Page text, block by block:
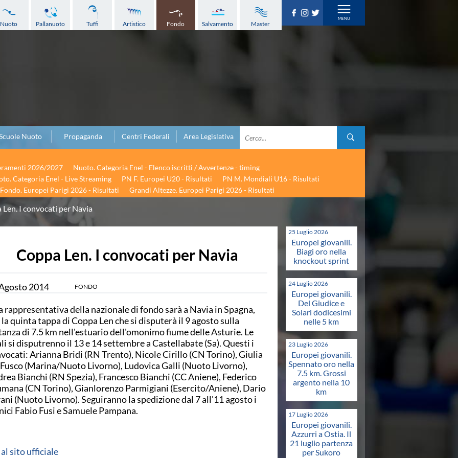
Nuoto Pallanuoto Tuffi Artistico Fondo Salvamento Master
Nuoto Propaganda Centri Federali Area Legislativa
2026/2027
Nuoto. Categoria Enel - Elenco iscritti / Avvertenze - timing
Categoria Enel - Live Streaming
PN F. Europei U20 - Risultati
PN M. Mondiali U16 - Risultati
Fondo. Europei Parigi 2026 - Risultati
Grandi Altezze. Europei Parigi 2026 - Risultati
Len. I convocati per Navia
Coppa Len. I convocati per Navia
2014 FONDO
rappresentativa della nazionale di fondo sarà a Navia in Spagna,
quinta tappa di Coppa Len che si disputerà il 9 agosto sulla
di 7.5 km nell'estuario dell'omonimo fiume delle Asturie. Le
si disputrenno il 13 e 14 settembre a Castellabate (Sa). Questi i
Arianna Bridi (RN Trento), Nicole Cirillo (CN Torino), Giulia
(Marina/Nuoto Livorno), Ludovica Galli (Nuoto Livorno),
Bianchi (RN Spezia), Francesco Bianchi (CC Aniene), Federico
(CN Torino), Gianlorenzo Parmigiani (Esercito/Aniene), Dario
(Nuoto Livorno). Seguiranno la spedizione dal 7 all'11 agosto i
Fabio Fusi e Samuele Pampana.
sito ufficiale
25 Luglio 2026
Europei giovanili.
Biagi oro nella
knockout sprint
24 Luglio 2026
Europei giovanili.
Del Giudice e
Solari dodicesimi
nelle 5 km
23 Luglio 2026
Europei giovanili.
Spennato oro nella
7.5 km. Grossi
argento nella 10
km
17 Luglio 2026
Europei giovanili.
Azzurri a Ostia. Il
21 luglio partenza
per Sukoro